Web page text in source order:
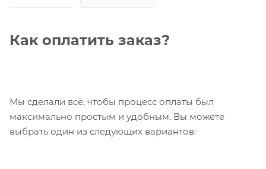
Как оплатить заказ?
Мы сделали всё, чтобы процесс оплаты был
максимально простым и удобным. Вы можете
выбрать один из следующих вариантов: